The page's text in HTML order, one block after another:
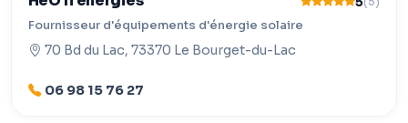
Fournisseur d'équipements d'énergie solaire
70 Bd du Lac, 73370 Le Bourget-du-Lac
06 98 15 76 27